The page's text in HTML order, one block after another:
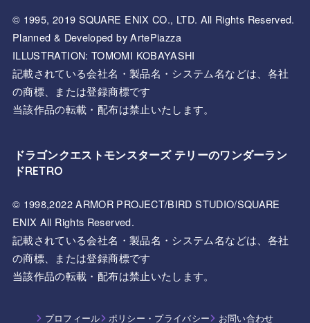
© 1995, 2019 SQUARE ENIX CO., LTD. All Rights Reserved.
Planned & Developed by ArtePiazza
ILLUSTRATION: TOMOMI KOBAYASHI
記載されている会社名・製品名・システム名などは、各社
の商標、または登録商標です
当該作品の転載・配布は禁止いたします。
ドラゴンクエストモンスターズ テリーのワンダーラン
ドRETRO
© 1998,2022 ARMOR PROJECT/BIRD STUDIO/SQUARE
ENIX All Rights Reserved.
記載されている会社名・製品名・システム名などは、各社
の商標、または登録商標です
当該作品の転載・配布は禁止いたします。
プロフィール ポリシー・プライバシー お問い合わせ